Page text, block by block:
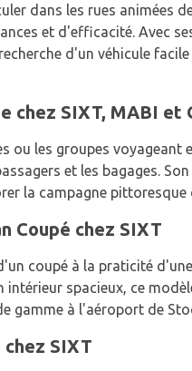
dans les rues animées
et d'efficacité. Avec
d'un véhicule
chez SIXT, MABI et
les groupes voyageant
et les bagages.
la campagne pittoresque
Coupé chez SIXT
coupé à la praticité
spacieux, ce
gamme à l'aéroport de
SIXT